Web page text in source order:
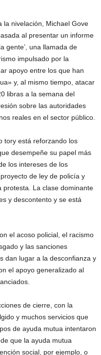
la nivelación, Michael Gove
al presentar un informe
gente’, una llamada de
impulsado por la
apoyo entre los que han
y, al mismo tiempo, atacar
libras a la semana del
sobre las autoridades
reales en el sector público.
tory está reforzando los
desempeñe su papel más
los intereses de los
de ley de policía y
La clase dominante
y descontento y se está
el acoso policial, el racismo
y las sanciones
dan lugar a la desconfianza y
el apoyo generalizado al
de cierre, con la
y muchos servicios que
de ayuda mutua intentaron
que la ayuda mutua
social, por ejemplo, o